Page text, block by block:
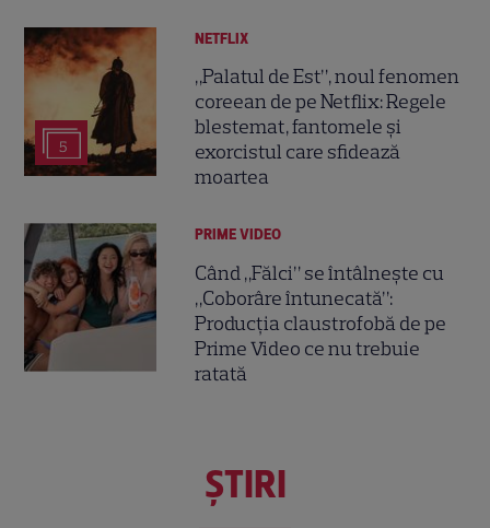
5
NETFLIX
„Palatul de Est”, noul fenomen
coreean de pe Netflix: Regele
blestemat, fantomele și
exorcistul care sfidează
moartea
PRIME VIDEO
Când „Fălci” se întâlnește cu
„Coborâre întunecată”:
Producția claustrofobă de pe
Prime Video ce nu trebuie
ratată
ŞTIRI